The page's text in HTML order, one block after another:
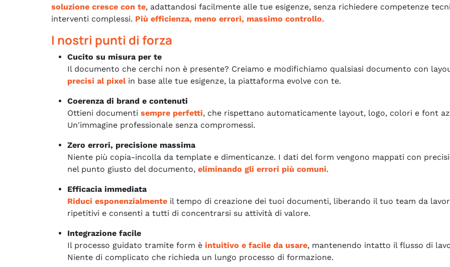
soluzione cresce con te, adattandosi facilmente alle tue esigenze, senza richiedere competenze
interventi complessi. Più efficienza, meno errori, massimo controllo.
I nostri punti di forza
Cucito su misura per te
Il documento che cerchi non è presente? Creiamo e modifichiamo qualsiasi documento con
precisi al pixelin base alle tue esigenze, la piattaforma evolve con te.
Coerenza di brand e contenuti
Ottieni documenti sempre perfetti, che rispettano automaticamente layout, logo, colori e font
Un'immagine professionale senza compromessi.
Zero errori, precisione massima
Niente più copia-incolla da template e dimenticanze. I dati del form vengono mappati con
nel punto giusto del documento, eliminando gli errori più comuni.
Efficacia immediata
Riduci esponenzialmente il tempo di creazione dei tuoi documenti, liberando il tuo team da
ripetitivi e consenti a tutti di concentrarsi su attività di valore.
Integrazione facile
Il processo guidato tramite form è intuitivo e facile da usare, mantenendo intatto il flusso di
Niente di complicato che richieda un lungo processo di formazione.